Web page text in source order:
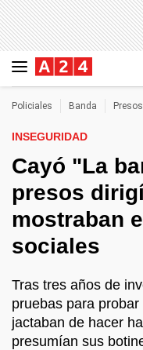
Policiales Banda Presos
INSEGURIDAD
Cayó "La
presos
mostraban
sociales
Tras tres años de
pruebas para
jactaban de hacer
presumían sus